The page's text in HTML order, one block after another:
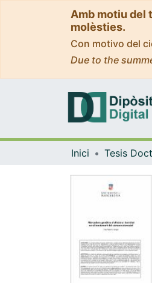
Amb motiu del
molèsties.
Con motivo del
Due to the
Inici Tesis